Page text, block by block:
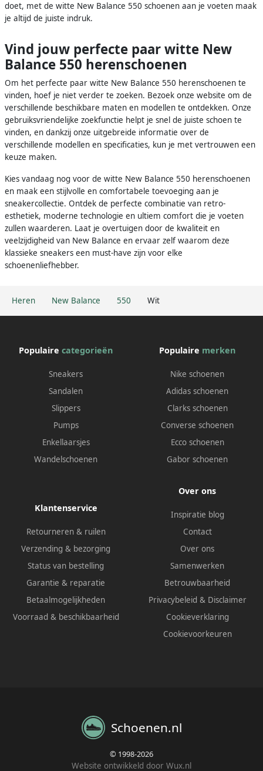
Heren New Balance 550 Wit
doet, met de witte New Balance 550 schoenen aan je voeten maak
je altijd de juiste indruk.
Vind jouw perfecte paar witte New
Balance 550 herenschoenen
Om het perfecte paar witte New Balance 550 herenschoenen te
vinden, hoef je niet verder te zoeken. Bezoek onze website om de
verschillende beschikbare maten en modellen te ontdekken. Onze
gebruiksvriendelijke zoekfunctie helpt je snel de juiste schoen te
vinden, en dankzij onze uitgebreide informatie over de
verschillende modellen en specificaties, kun je met vertrouwen een
keuze maken.
Kies vandaag nog voor de witte New Balance 550 herenschoenen
en maak een stijlvolle en comfortabele toevoeging aan je
sneakercollectie. Ontdek de perfecte combinatie van retro-
esthetiek, moderne technologie en ultiem comfort die je voeten
zullen waarderen. Laat je overtuigen door de kwaliteit en
veelzijdigheid van New Balance en ervaar zelf waarom deze
klassieke sneakers een must-have zijn voor elke
schoenenliefhebber.
Populaire categorieën
Sneakers
Sandalen
Slippers
Pumps
Enkellaarsjes
Wandelschoenen
Populaire merken
Nike schoenen
Adidas schoenen
Clarks schoenen
Converse schoenen
Ecco schoenen
Gabor schoenen
Klantenservice
Retourneren & ruilen
Verzending & bezorging
Status van bestelling
Garantie & reparatie
Betaalmogelijkheden
Voorraad & beschikbaarheid
Over ons
Inspiratie blog
Contact
Over ons
Samenwerken
Betrouwbaarheid
Privacybeleid & Disclaimer
Cookieverklaring
Cookievoorkeuren
Schoenen.nl
© 1998-2026
Website ontwikkeld door Wux.nl